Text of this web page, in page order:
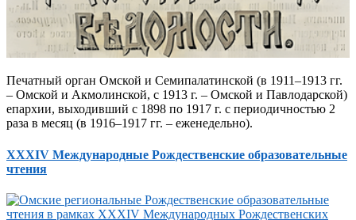
Печатный орган Омской и Семипалатинской (в 1911–1913 гг.
– Омской и Акмолинской, с 1913 г. – Омской и Павлодарской)
епархии, выходивший с 1898 по 1917 г. с периодичностью 2
раза в месяц (в 1916–1917 гг. – еженедельно).
XXXIV Международные Рождественские образовательные
чтения